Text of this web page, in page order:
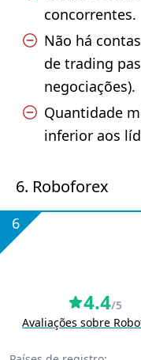
concorrentes.
Não há
de trading
negociações).
Quantidade
inferior aos
6. Roboforex
6
4.4/5
Avaliações sobre